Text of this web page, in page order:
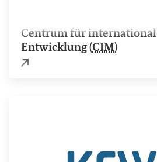
Centrum für
Entwicklung (CIM)